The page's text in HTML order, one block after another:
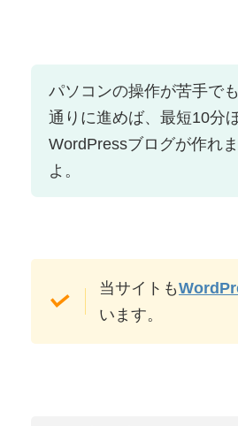
パソコンの操作が苦手で
通りに進めば、最短10分
WordPressブログが作れ
よ。
当サイトも
います。